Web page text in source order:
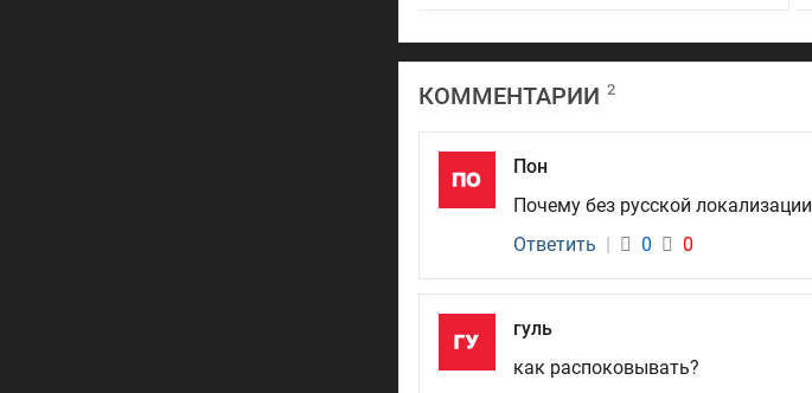
КОММЕНТАРИИ 2
Пон
Почему без русской локализации
Ответить | 0 0
гуль
как распоковывать?